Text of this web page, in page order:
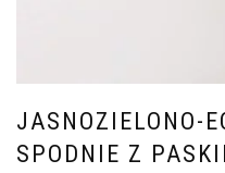
JASNOZIELONO-
SPODNIE Z